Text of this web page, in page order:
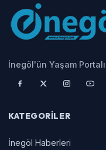
İnegöl'ün Yaşam Portalı
KATEGORILER
İnegöl Haberleri